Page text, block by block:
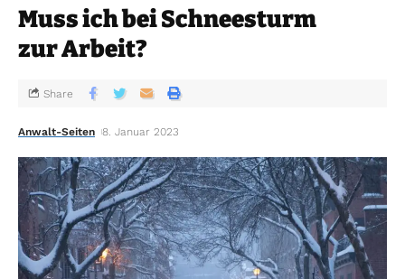
Muss ich bei Schneesturm
zur Arbeit?
Anwalt-Seiten 8. Januar 2023
Share